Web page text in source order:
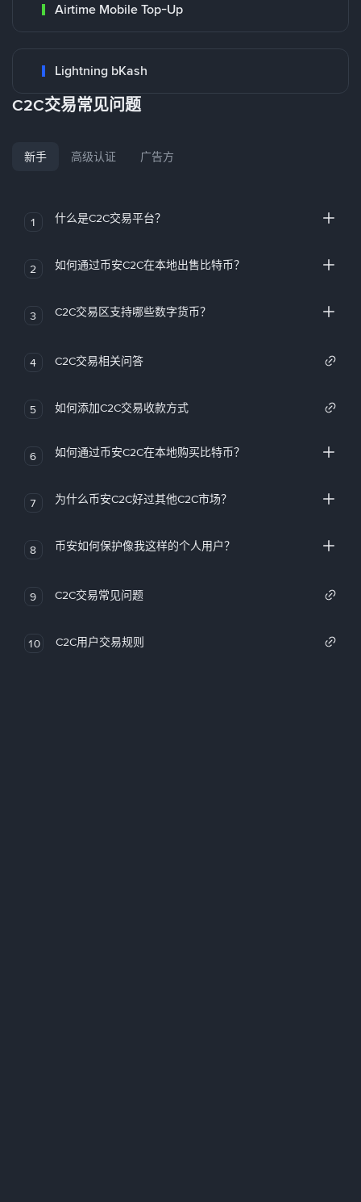
Airtime Mobile Top-Up
Lightning bKash
C2C交易常见问题
新手 高级认证 广告方
1 什么是C2C交易平台？
2 如何通过币安C2C在本地出售比特币？
3 C2C交易区支持哪些数字货币？
4 C2C交易相关问答
5 如何添加C2C交易收款方式
6 如何通过币安C2C在本地购买比特币？
7 为什么币安C2C好过其他C2C市场？
8 币安如何保护像我这样的个人用户？
9 C2C交易常见问题
10 C2C用户交易规则